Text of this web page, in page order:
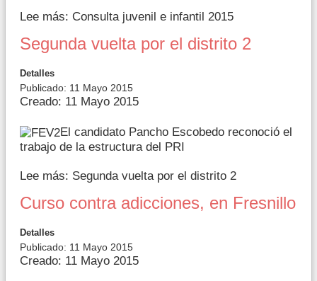
Lee más: Consulta juvenil e infantil 2015
Segunda vuelta por el distrito 2
Detalles
Publicado: 11 Mayo 2015
Creado: 11 Mayo 2015
El candidato Pancho Escobedo reconoció el
trabajo de la estructura del PRI
Lee más: Segunda vuelta por el distrito 2
Curso contra adicciones, en Fresnillo
Detalles
Publicado: 11 Mayo 2015
Creado: 11 Mayo 2015